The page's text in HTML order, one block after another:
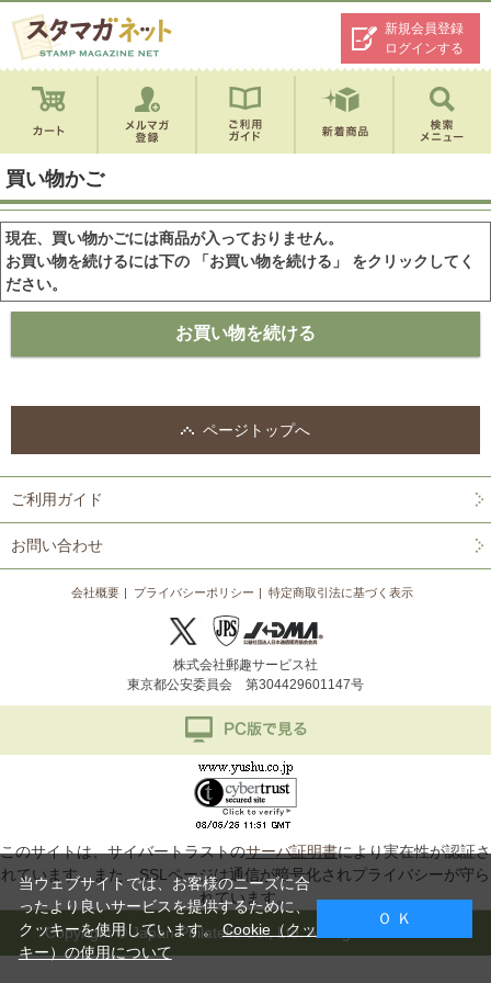
新規会員登録
ログインする
買い物かご
現在、買い物かごには商品が入っておりません。
お買い物を続けるには下の 「お買い物を続ける」 をクリックしてく
ださい。
ページトップへ
ご利用ガイド
お問い合わせ
会社概要 プライバシーポリシー 特定商取引法に基づく表示
株式会社郵趣サービス社
東京都公安委員会 第304429601147号
このサイトは、サイバートラストのサーバ証明書により実在性が認証さ
れています。また、SSLページは通信が暗号化されプライバシーが守ら
れています。
Copyright © Japan Philatelic Co., Ltd. All Rights Reserved.
当ウェブサイトでは、お客様のニーズに合
ったより良いサービスを提供するために、
クッキーを使用しています。Cookie（クッ
キー）の使用について
Ｏ Ｋ